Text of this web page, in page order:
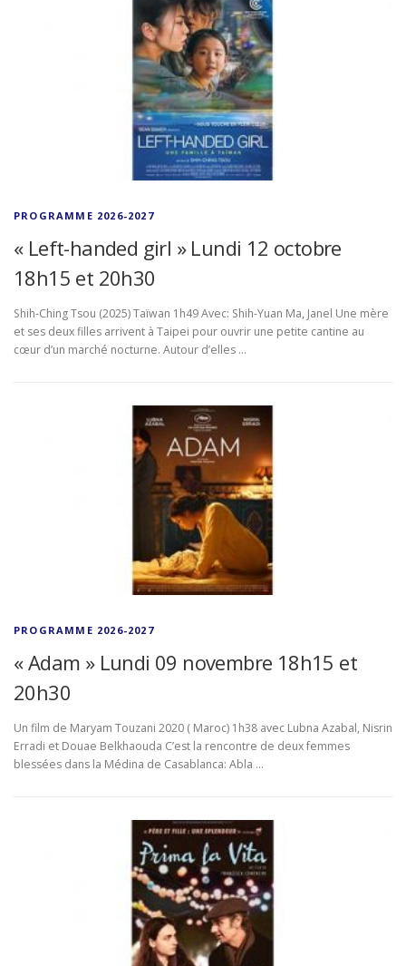
PROGRAMME 2026-2027
« Left-handed girl » Lundi 12 octobre
18h15 et 20h30
Shih-Ching Tsou (2025) Taïwan 1h49 Avec: Shih-Yuan Ma, Janel Une mère
et ses deux filles arrivent à Taipei pour ouvrir une petite cantine au
cœur d’un marché nocturne. Autour d’elles …
PROGRAMME 2026-2027
« Adam » Lundi 09 novembre 18h15 et
20h30
Un film de Maryam Touzani 2020 ( Maroc) 1h38 avec Lubna Azabal, Nisrin
Erradi et Douae Belkhaouda C’est la rencontre de deux femmes
blessées dans la Médina de Casablanca: Abla …